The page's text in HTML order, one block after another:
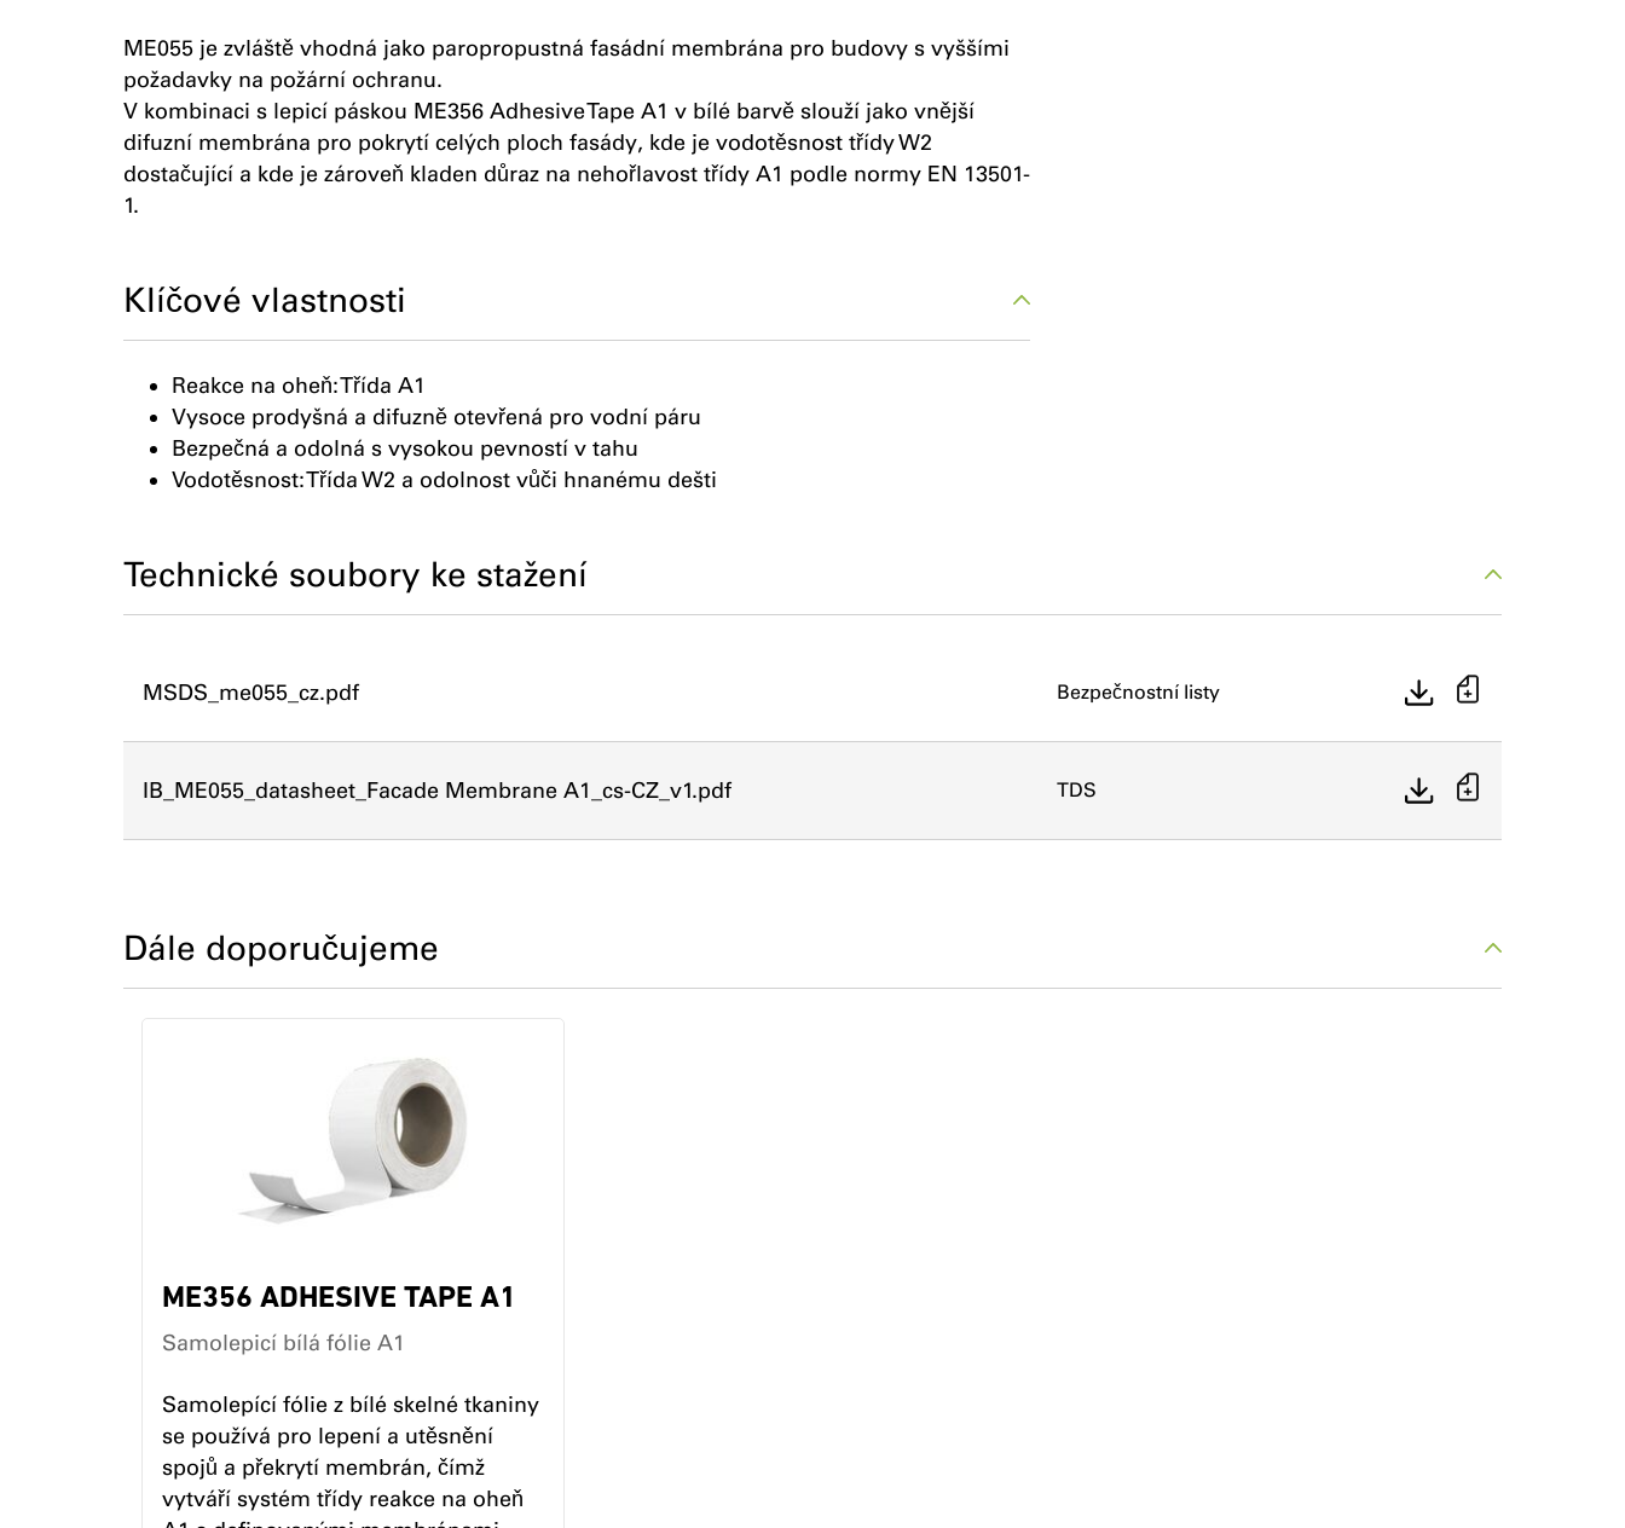
ME055 je zvláště vhodná jako paropropustná fasádní membrána pro budovy s vyššími
požadavky na požární ochranu.
V kombinaci s lepicí páskou ME356 Adhesive Tape A1 v bílé barvě slouží jako vnější
difuzní membrána pro pokrytí celých ploch fasády, kde je vodotěsnost třídy W2
dostačující a kde je zároveň kladen důraz na nehořlavost třídy A1 podle normy EN 13501-
1.
Klíčové vlastnosti
Reakce na oheň: Třída A1
Vysoce prodyšná a difuzně otevřená pro vodní páru
Bezpečná a odolná s vysokou pevností v tahu
Vodotěsnost: Třída W2 a odolnost vůči hnanému dešti
Technické soubory ke stažení
MSDS_me055_cz.pdf Bezpečnostní listy
IB_ME055_datasheet_Facade Membrane A1_cs-CZ_v1.pdf TDS
Dále doporučujeme
ME356 ADHESIVE TAPE A1
Samolepicí bílá fólie A1
Samolepící fólie z bílé skelné tkaniny
se používá pro lepení a utěsnění
spojů a překrytí membrán, čímž
vytváří systém třídy reakce na oheň